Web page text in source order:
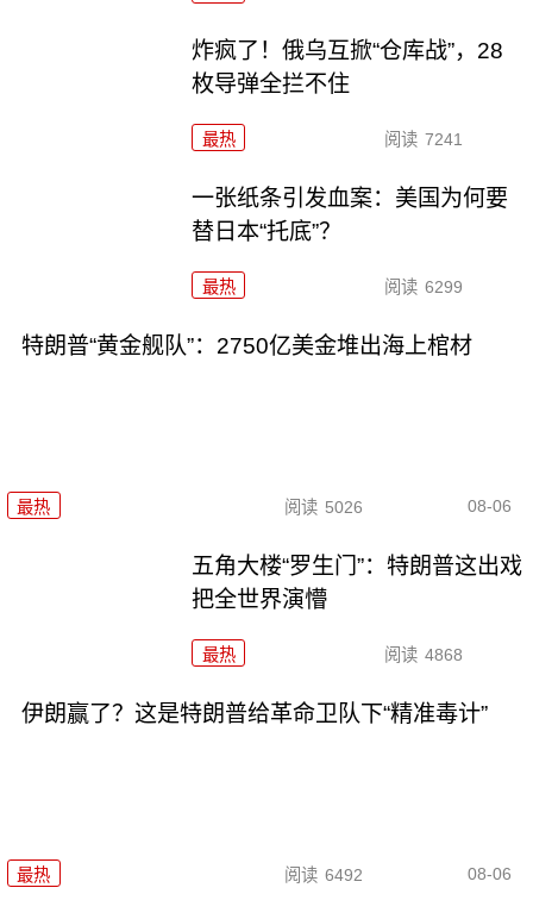
炸疯了！俄乌互掀“仓库战”，28
枚导弹全拦不住
最热 阅读 7241
一张纸条引发血案：美国为何要
替日本“托底”？
最热 阅读 6299
特朗普“黄金舰队”：2750亿美金堆出海上棺材
最热 阅读 5026 08-06
五角大楼“罗生门”：特朗普这出戏
把全世界演懵
最热 阅读 4868
伊朗赢了？这是特朗普给革命卫队下“精准毒计”
最热 阅读 6492 08-06